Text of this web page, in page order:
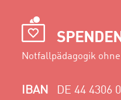
Notfallpädagogik ohne
IBAN DE 44 4306